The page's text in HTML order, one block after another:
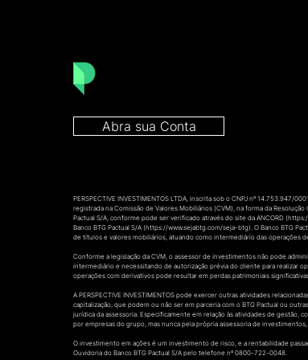
Abra sua Conta
PERSPECTIVE INVESTIMENTOS LTDA, inscrita sob o CNPJ nº
registrada na Comissão de Valores Mobiliários (CVM), na forma da
Pactual S/A, conforme pode ser verificado através do site da ANCORD (
Banco BTG Pactual S/A (https://www.sejabtg.com/seja-btg). O Banco BTG
de títulos e valores mobiliários, atuando como intermediário das operações
Conforme a legislação da CVM, o assessor de investimentos não pode
intermediário e necessitando de autorização prévia do cliente para realizar
operações com derivativos pode resultar em perdas patrimoniais
A PERSPECTIVE INVESTIMENTOS pode exercer outras atividades
capitalização, que podem ou não ser em parceria com o BTG Pactual ou
jurídica da assessoria. Especificamente em relação às atividades de gestão,
por empresas do grupo, mas nunca pela própria assessoria de
O investimento em ações é um investimento de risco, e a rentabilidade
Ouvidoria do Banco BTG Pactual S/A pelo telefone nº 0800-722-0048.